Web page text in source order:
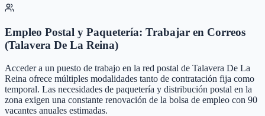
Empleo Postal y Paquetería: Trabajar en Correos
(Talavera De La Reina)
Acceder a un puesto de trabajo en la red postal de Talavera De La
Reina ofrece múltiples modalidades tanto de contratación fija como
temporal. Las necesidades de paquetería y distribución postal en la
zona exigen una constante renovación de la bolsa de empleo con 90
vacantes anuales estimadas.